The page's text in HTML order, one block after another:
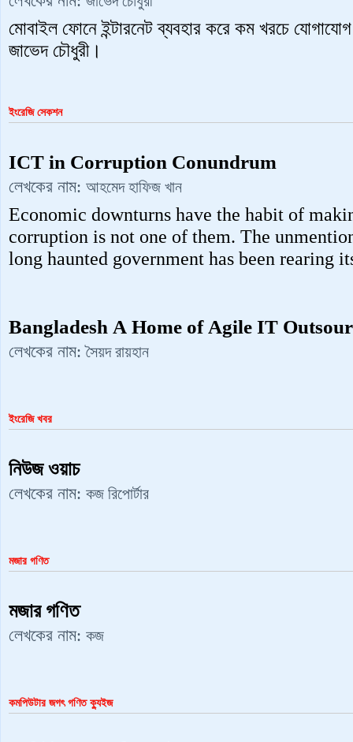
মোবাইল ফোনে ইন্টারনেট ব্যবহার করে কম খরচে
জাভেদ চৌধুরী।
ইংরেজি সেকশন
ICT in Corruption Conundrum
লেখকের নাম: ‍আহমেদ হাফিজ খান
Economic downturns have the habit of
corruption is not one of them. The
long haunted government has been rearing
Bangladesh A Home of Agile IT
লেখকের নাম:সৈয়দ রায়হান
ইংরেজি খবর
নিউজ ওয়াচ
লেখকের নাম: কজ রিপোর্টার
মজার গণিত
মজার গণিত
লেখকের নাম: কজ
কমপিউটার জগৎ গণিত ক্যুইজ